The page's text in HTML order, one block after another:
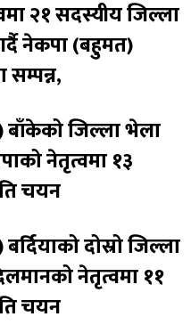
२१ सदस्यीय जिल्ला
नेकपा (बहुमत)
जिल्ला भेला
नेतृत्वमा १३
चयन
दोस्रो जिल्ला
नेतृत्वमा ११
चयन